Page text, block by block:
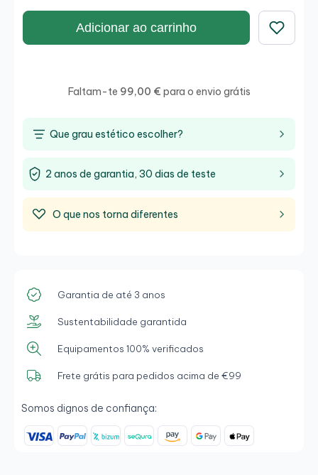
Adicionar ao carrinho
Faltam-te 99,00 € para o envio grátis
Que grau estético escolher?
2 anos de garantia, 30 dias de teste
O que nos torna diferentes
Garantia de até 3 anos
Sustentabilidade garantida
Equipamentos 100% verificados
Frete grátis para pedidos acima de €99
Somos dignos de confiança: